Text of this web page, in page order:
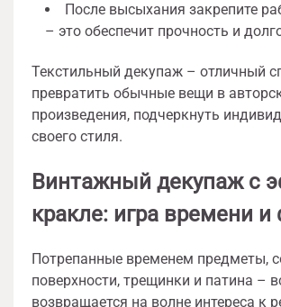
После высыхания закрепите
– это обеспечит прочность и
Текстильный декупаж – отличный
превратить обычные вещи в
произведения, подчеркнуть
своего стиля.
Винтажный декупаж с
кракле: игра времени и
Потрепанные временем предметы,
поверхности, трещинки и патина –
возвращается на волне интереса к